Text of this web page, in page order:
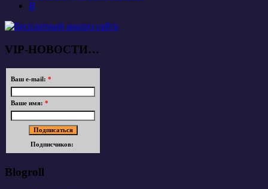
Я
VIP-НОВОСТИ…
Ваш e-mail: *
Ваше имя: *
Подписчиков:
Blogroll